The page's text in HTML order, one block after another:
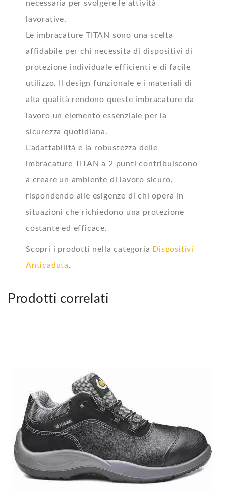
necessaria per svolgere le attività
lavorative.
Le imbracature TITAN sono una scelta
affidabile per chi necessita di dispositivi di
protezione individuale efficienti e di facile
utilizzo. Il design funzionale e i materiali di
alta qualità rendono queste imbracature da
lavoro un elemento essenziale per la
sicurezza quotidiana.
L'adattabilità e la robustezza delle
imbracature TITAN a 2 punti contribuiscono
a creare un ambiente di lavoro sicuro,
rispondendo alle esigenze di chi opera in
situazioni che richiedono una protezione
costante ed efficace.
Scopri i prodotti nella categoria Dispositivi
Anticaduta.
Prodotti correlati